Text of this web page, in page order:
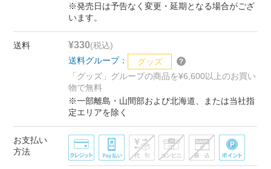
※発売日は予告なく変更・延期となる場合がござ
います。
送料 ¥330(税込)
送料グループ：
グッズ
「グッズ」グループの商品を¥6,600以上のお買い
物で無料
※一部離島・山間部および北海道、または当社指
定エリアを除く
お支払い
方法